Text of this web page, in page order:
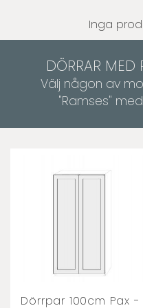
Inga
DÖRRAR MED
Välj någon av
"Ramses"
Dörrpar 100cm Pax -